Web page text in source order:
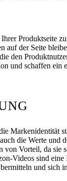
Produktseite
auf der Seite
den
und schaffen ein
Markenidentität
die Werte und
von Vorteil, da sie
Videos sind
und sich